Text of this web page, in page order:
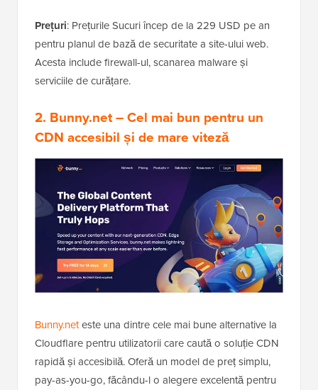
Prețuri: Prețurile Sucuri încep de la 229 USD pe an
pentru planul de bază de securitate a site-ului web.
Acesta include firewall-ul, scanarea malware și
serviciile de curățare.
2. Bunny.net– Cel mai bun pentru un
CDN accesibil și de mare viteză
Bunny.neteste una dintre cele mai bune alternative la
Cloudflare pentru utilizatorii care caută o soluție CDN
rapidă și accesibilă. Oferă un model de preț simplu,
pay-as-you-go, făcându-l o alegere excelentă pentru